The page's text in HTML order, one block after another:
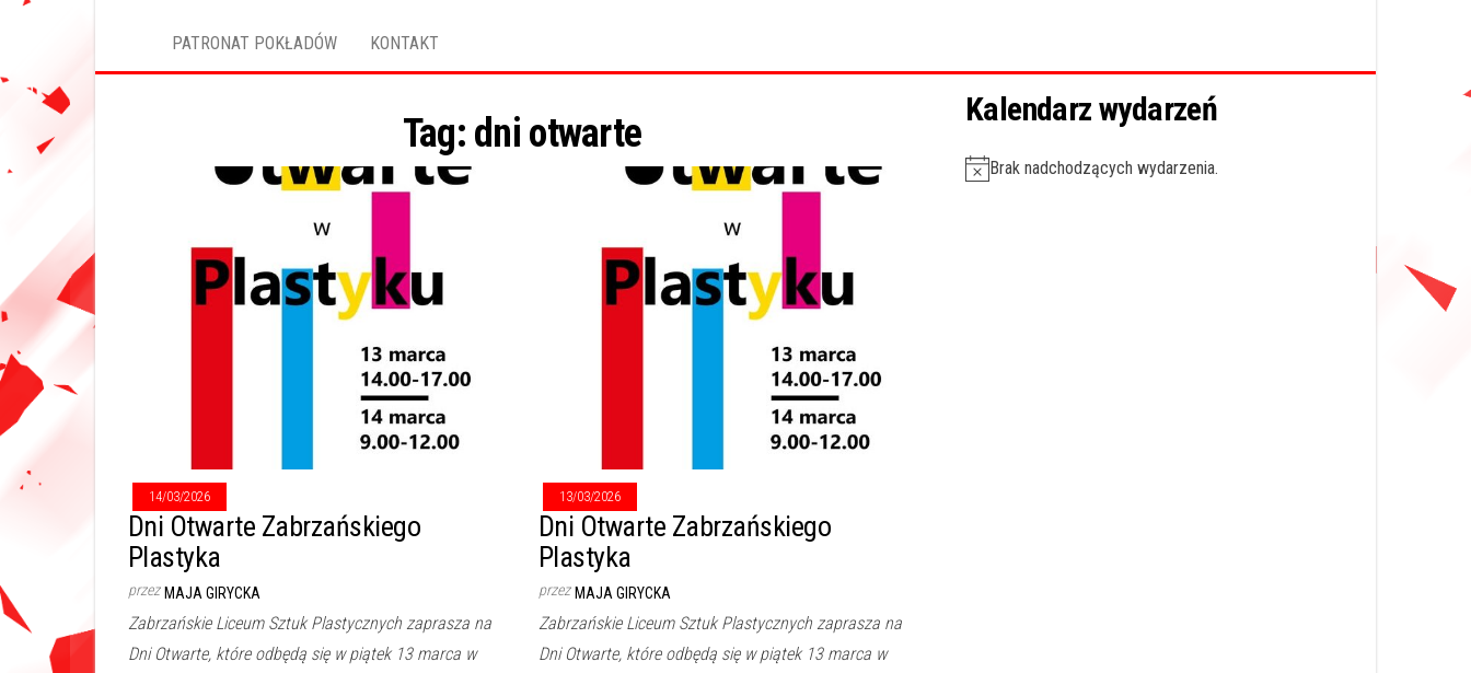
PATRONAT POKŁADÓW KONTAKT
Tag: dni otwarte
14/03/2026
Dni Otwarte Zabrzańskiego
Plastyka
przez MAJA GIRYCKA
Zabrzańskie Liceum Sztuk Plastycznych zaprasza na
Dni Otwarte, które odbędą się w piątek 13 marca w
13/03/2026
Dni Otwarte Zabrzańskiego
Plastyka
przez MAJA GIRYCKA
Zabrzańskie Liceum Sztuk Plastycznych zaprasza na
Dni Otwarte, które odbędą się w piątek 13 marca w
Kalendarz wydarzeń
Brak nadchodzących wydarzenia.